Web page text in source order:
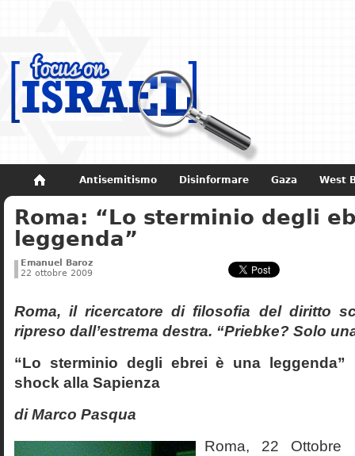
Antisemitismo Disinformare Gaza West
Non dimenticare Storia di Israele
Roma: “Lo sterminio degli
leggenda”
Emanuel Baroz
22 ottobre 2009
Roma, il ricercatore di filosofia del diritto
ripreso dall’estrema destra. “Priebke? Solo
“Lo sterminio degli ebrei è una leggenda”
shock alla Sapienza
di Marco Pasqua
Roma, 22